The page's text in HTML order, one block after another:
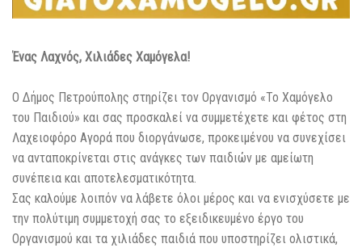
Ένας Λαχνός, Χιλιάδες Χαμόγελα!
Ο Δήμος Πετρούπολης στηρίζει τον Οργανισμό «Το Χαμόγελο
του Παιδιού» και σας προσκαλεί να συμμετέχετε και φέτος στη
Λαχειοφόρο Αγορά που διοργάνωσε, προκειμένου να συνεχίσει
να ανταποκρίνεται στις ανάγκες των παιδιών με αμείωτη
συνέπεια και αποτελεσματικότητα.
Σας καλούμε λοιπόν να λάβετε όλοι μέρος και να ενισχύσετε με
την πολύτιμη συμμετοχή σας το εξειδικευμένο έργο του
Οργανισμού και τα χιλιάδες παιδιά που υποστηρίζει ολιστικά,